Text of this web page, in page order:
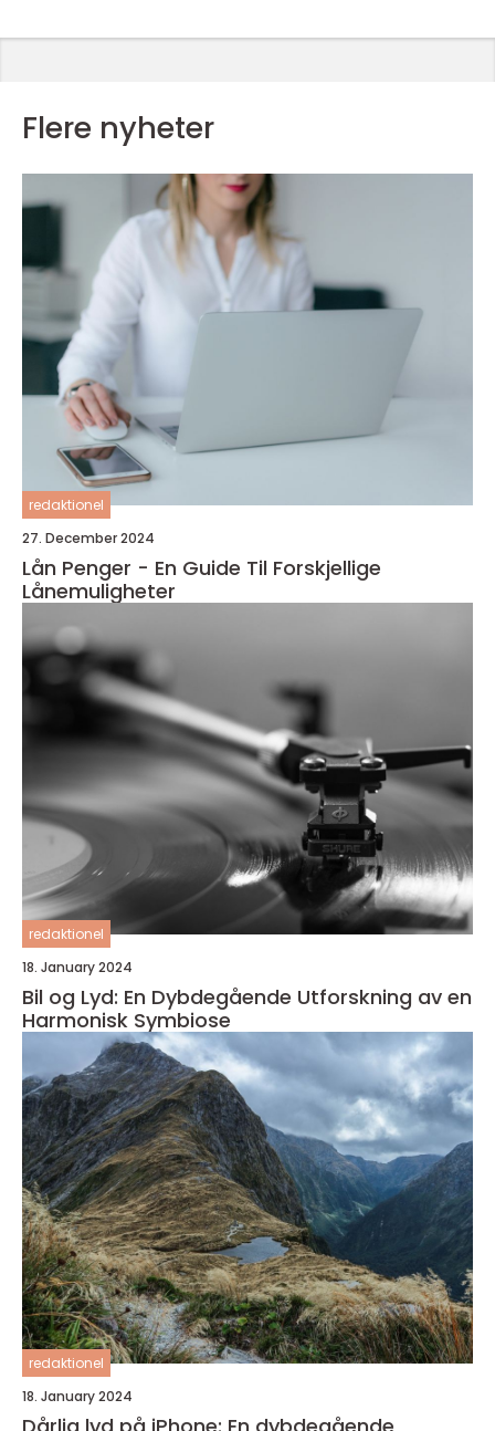
Flere nyheter
redaktionel
27. December 2024
Lån Penger - En Guide Til Forskjellige
Lånemuligheter
redaktionel
18. January 2024
Bil og Lyd: En Dybdegående Utforskning av en
Harmonisk Symbiose
redaktionel
18. January 2024